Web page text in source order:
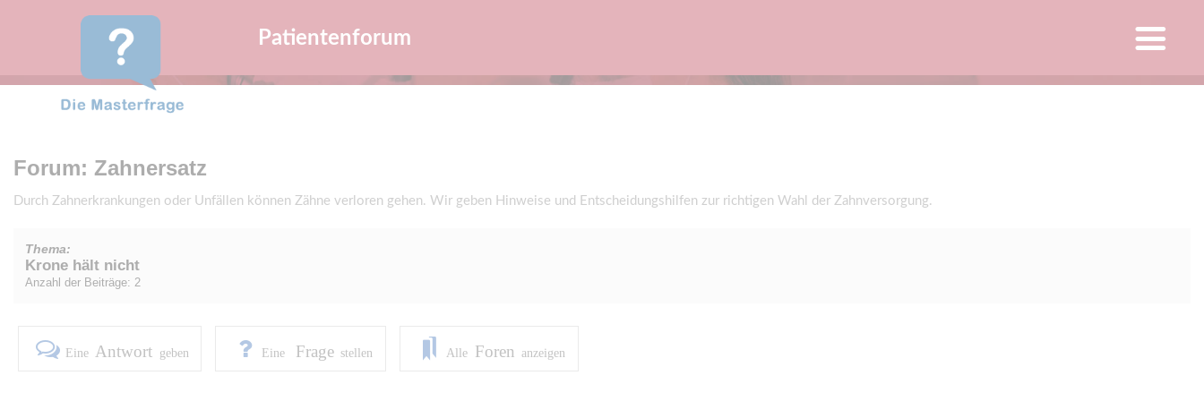
Patientenforum
Forum: Zahnersatz
Durch Zahnerkrankungen oder Unfällen können Zähne verloren gehen. Wir geben Hinweise und Entscheidungshilfen zur richtigen Wahl der Zahnversorgung.
Thema:
Krone hält nicht
Anzahl der Beiträge: 2
Eine Antwort geben Eine Frage stellen Alle Foren anzeigen